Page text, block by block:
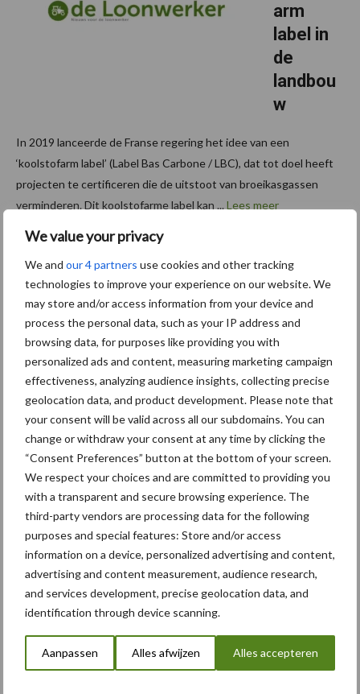
We value your privacy
We and our 4 partners use cookies and other tracking
technologies to improve your experience on our website. We
may store and/or access information from your device and
process the personal data, such as your IP address and
browsing data, for purposes like providing you with
personalized ads and content, measuring marketing campaign
effectiveness, analyzing audience insights, collecting precise
geolocation data, and product development. Please note that
your consent will be valid across all our subdomains. You can
change or withdraw your consent at any time by clicking the
“Consent Preferences” button at the bottom of your screen.
We respect your choices and are committed to providing you
with a transparent and secure browsing experience. The
third-party vendors are processing data for the following
purposes and special features: Store and/or access
information on a device, personalized advertising and content,
advertising and content measurement, audience research,
and services development, precise geolocation data, and
identification through device scanning.
Aanpassen Alles afwijzen Alles accepteren
arm
label in
de
landbou
w
In 2019 lanceerde de Franse regering het idee van een
‘koolstofarm label’ (Label Bas Carbone / LBC), dat tot doel heeft
projecten te certificeren die de uitstoot van broeikasgassen
verminderen. Dit koolstofarme label kan ... Lees meer
Footer
Schrijf u in voor onze
nieuwsbrief
8 + 0 =*